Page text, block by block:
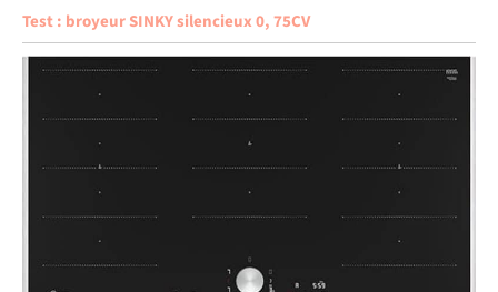
Test : broyeur SINKY silencieux 0, 75CV